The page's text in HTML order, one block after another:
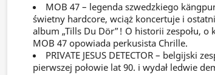
MOB 47 – legenda szwedzkiego
świetny hardcore, wciąż koncertuje i
album „Tills Du Dör”! O historii zespołu, o
MOB 47 opowiada perkusista Chrille.
PRIVATE JESUS DETECTOR – belgijski
pierwszej połowie lat 90. i wydał ledwie